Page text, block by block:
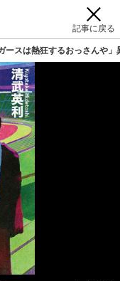
記事に戻る
ースは熱狂するおっさんや